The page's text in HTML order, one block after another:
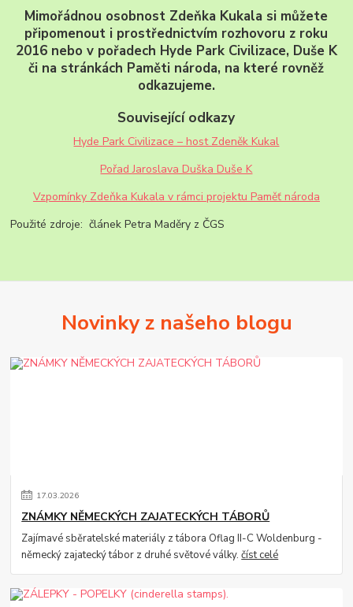
Mimořádnou osobnost Zdeňka Kukala si můžete
připomenout i prostřednictvím rozhovoru z roku
2016 nebo v pořadech Hyde Park Civilizace, Duše K
či na stránkách Paměti národa, na které rovněž
odkazujeme.
Související odkazy
Hyde Park Civilizace – host Zdeněk Kukal
Pořad Jaroslava Duška Duše K
Vzpomínky Zdeňka Kukala v rámci projektu Paměť národa
Použité zdroje: článek Petra Maděry z ČGS
Novinky z našeho blogu
17.03.2026
ZNÁMKY NĚMECKÝCH ZAJATECKÝCH TÁBORŮ
Zajímavé sběratelské materiály z tábora Oflag II-C Woldenburg -
německý zajatecký tábor z druhé světové války.číst celé